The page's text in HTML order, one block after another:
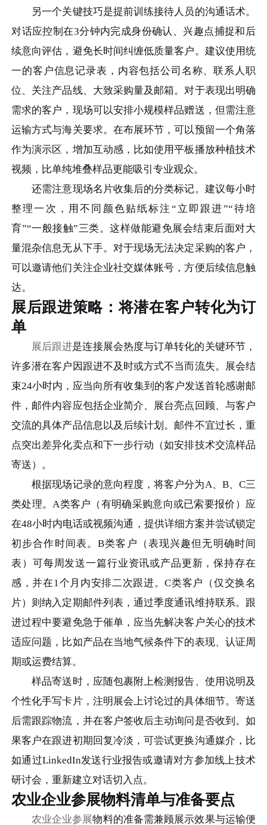
另一个关键技巧是提前训练接待人员的沟通话术。
对话应控制在3分钟内完成身份确认、兴趣点捕捉和后
续意向评估，避免长时间纠缠低质量客户。建议使用统
一的客户信息记录表，内容包括公司名称、联系人职
位、关注产品线、大致采购量及邮箱。对于表现出明确
需求的客户，现场可以安排小规模样品赠送，但需注意
运输方式与海关要求。在布展环节，可以预留一个角落
作为演示区，增加互动感，比如使用平板播放种植技术
视频，比单纯堆叠样品更能吸引专业观众。
还需注意现场名片收集后的分类标记。建议每小时
整理一次，用不同颜色贴纸标注“立即跟进”“待培
育”“一般接触”三类。这样做能避免展会结束后面对大
量混杂信息无从下手。对于现场无法决定采购的客户，
可以邀请他们关注企业社交媒体账号，方便后续信息触
达。
展后跟进策略：将潜在客户转化为订
单
展后跟进是连接展会热度与订单转化的关键环节，
许多潜在客户因跟进不及时或方式不当而流失。展会结
束24小时内，应当向所有收集到的客户发送首轮感谢邮
件，邮件内容应包括企业简介、展台亮点回顾、与客户
交流的具体产品信息以及后续计划。邮件不宜过长，重
点突出差异化卖点和下一步行动（如安排技术交流样品
寄送）。
根据现场记录的意向程度，将客户分为A、B、C三
类处理。A类客户（有明确采购意向或已索要报价）应
在48小时内电话或视频沟通，提供详细方案并尝试锁定
初步合作时间表。B类客户（表现兴趣但无明确时间
表）可每周发送一篇行业资讯或产品更新，保持存在
感，并在1个月内安排二次跟进。C类客户（仅交换名
片）则纳入定期邮件列表，通过季度通讯维持联系。跟
进过程中要避免急于催单，应当先解决客户关心的技术
适应问题，比如产品在当地气候条件下的表现、认证周
期或运费结算。
样品寄送时，应随包裹附上检测报告、使用说明及
个性化手写卡片，注明展会上讨论过的具体细节。寄送
后需跟踪物流，并在客户签收后主动询问是否收到。如
果客户在跟进初期回复冷淡，可尝试更换沟通媒介，比
如通过LinkedIn发送行业报告或邀请对方参加线上技术
研讨会，重新建立对话切入点。
农业企业参展物料清单与准备要点
农业企业参展物料的准备需兼顾展示效果与运输便